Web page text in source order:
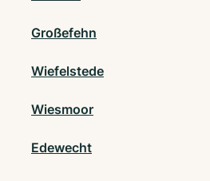
Großefehn
Wiefelstede
Wiesmoor
Edewecht